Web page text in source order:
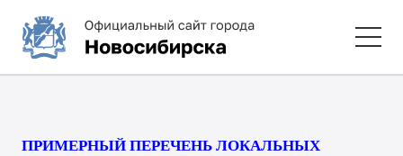
ПРИМЕРНЫЙ ПЕРЕЧЕНЬ ЛОКАЛЬНЫХ